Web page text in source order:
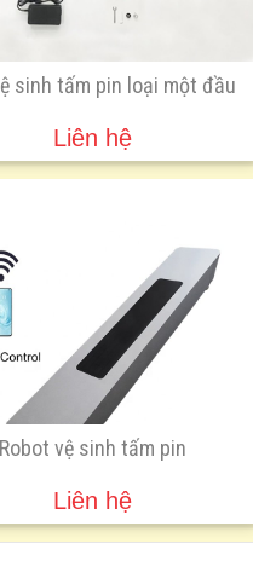
sinh tấm pin loại một đầu
Liên hệ
Robot vệ sinh tấm pin
Liên hệ